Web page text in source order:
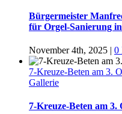
Bürgermeister
für Orgel-Sanierung
November 4th, 2025 | 0
7-Kreuze-Beten am 3.
Gallerie
7-Kreuze-Beten am 3.